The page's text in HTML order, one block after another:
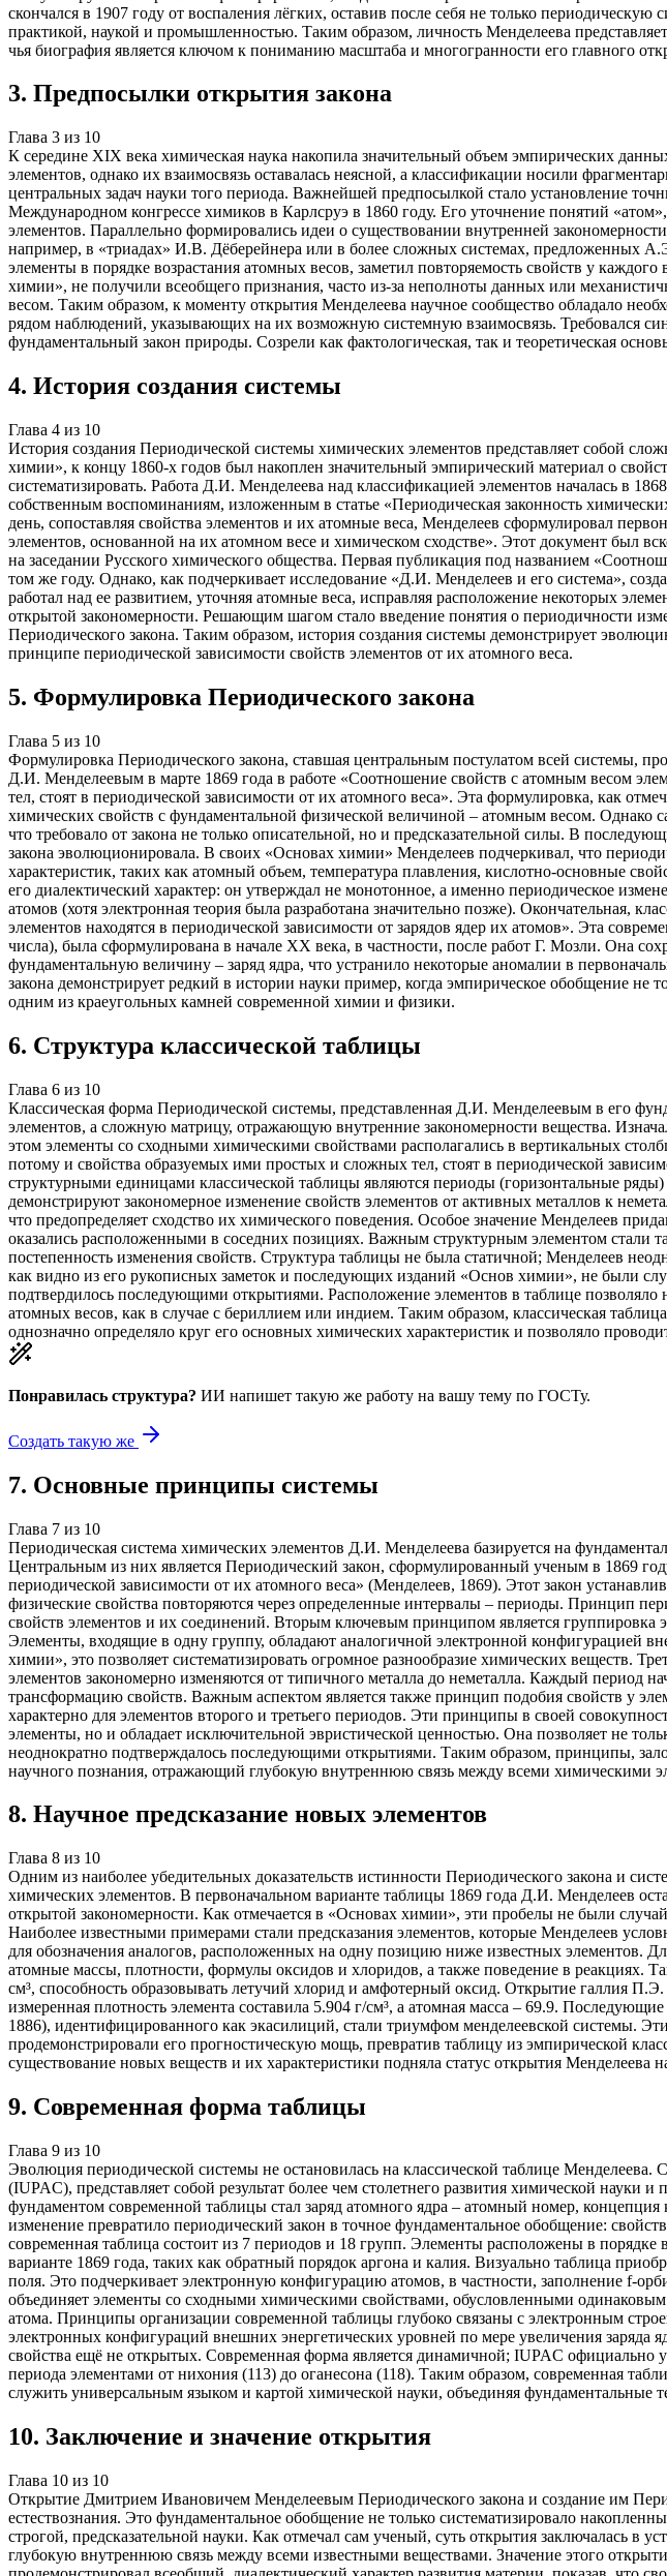
скончался в 1907 году от воспаления лёгких, оставив после себя не только
практикой, наукой и промышленностью. Таким образом, личность Менделеева
чья биография является ключом к пониманию масштаба и многогранности его главного
3. Предпосылки открытия закона
Глава 3 из 10
К середине XIX века химическая наука накопила значительный объем эмпирических
элементов, однако их взаимосвязь оставалась неясной, а классификации носили
центральных задач науки того периода. Важнейшей предпосылкой стало установление
Международном конгрессе химиков в Карлсруэ в 1860 году. Его уточнение понятий
элементов. Параллельно формировались идеи о существовании внутренней
например, в «триадах» И.В. Дёберейнера или в более сложных системах,
элементы в порядке возрастания атомных весов, заметил повторяемость свойств у
химии», не получили всеобщего признания, часто из-за неполноты данных или
весом. Таким образом, к моменту открытия Менделеева научное сообщество обладало
рядом наблюдений, указывающих на их возможную системную взаимосвязь. Требовался
фундаментальный закон природы. Созрели как фактологическая, так и теоретическая
4. История создания системы
Глава 4 из 10
История создания Периодической системы химических элементов представляет собой
химии», к концу 1860-х годов был накоплен значительный эмпирический материал о
систематизировать. Работа Д.И. Менделеева над классификацией элементов началась в
собственным воспоминаниям, изложенным в статье «Периодическая законность
день, сопоставляя свойства элементов и их атомные веса, Менделеев сформулировал
элементов, основанной на их атомном весе и химическом сходстве». Этот документ был
на заседании Русского химического общества. Первая публикация под названием
том же году. Однако, как подчеркивает исследование «Д.И. Менделеев и его система»,
работал над ее развитием, уточняя атомные веса, исправляя расположение некоторых
открытой закономерности. Решающим шагом стало введение понятия о периодичности
Периодического закона. Таким образом, история создания системы демонстрирует
принципе периодической зависимости свойств элементов от их атомного веса.
5. Формулировка Периодического закона
Глава 5 из 10
Формулировка Периодического закона, ставшая центральным постулатом всей системы,
Д.И. Менделеевым в марте 1869 года в работе «Соотношение свойств с атомным весом
тел, стоят в периодической зависимости от их атомного веса». Эта формулировка, как
химических свойств с фундаментальной физической величиной – атомным весом. Однако
что требовало от закона не только описательной, но и предсказательной силы. В
закона эволюционировала. В своих «Основах химии» Менделеев подчеркивал, что
характеристик, таких как атомный объем, температура плавления, кислотно-основные
его диалектический характер: он утверждал не монотонное, а именно периодическое
атомов (хотя электронная теория была разработана значительно позже). Окончательная,
элементов находятся в периодической зависимости от зарядов ядер их атомов». Эта
числа), была сформулирована в начале XX века, в частности, после работ Г. Мозли. Она
фундаментальную величину – заряд ядра, что устранило некоторые аномалии в
закона демонстрирует редкий в истории науки пример, когда эмпирическое обобщение не
одним из краеугольных камней современной химии и физики.
6. Структура классической таблицы
Глава 6 из 10
Классическая форма Периодической системы, представленная Д.И. Менделеевым в его
элементов, а сложную матрицу, отражающую внутренние закономерности вещества.
этом элементы со сходными химическими свойствами располагались в вертикальных
потому и свойства образуемых ими простых и сложных тел, стоят в периодической
структурными единицами классической таблицы являются периоды (горизонтальные
демонстрируют закономерное изменение свойств элементов от активных металлов к
что предопределяет сходство их химического поведения. Особое значение Менделеев
оказались расположенными в соседних позициях. Важным структурным элементом стали
постепенность изменения свойств. Структура таблицы не была статичной; Менделеев
как видно из его рукописных заметок и последующих изданий «Основ химии», не были
подтвердилось последующими открытиями. Расположение элементов в таблице
атомных весов, как в случае с бериллием или индием. Таким образом, классическая
однозначно определяло круг его основных химических характеристик и позволяло
Понравилась структура? ИИ напишет такую же работу на вашу тему по ГОСТу.
Создать такую же
7. Основные принципы системы
Глава 7 из 10
Периодическая система химических элементов Д.И. Менделеева базируется на
Центральным из них является Периодический закон, сформулированный ученым в 1869
периодической зависимости от их атомного веса» (Менделеев, 1869). Этот закон
физические свойства повторяются через определенные интервалы – периоды. Принцип
свойств элементов и их соединений. Вторым ключевым принципом является группировка
Элементы, входящие в одну группу, обладают аналогичной электронной конфигурацией
химии», это позволяет систематизировать огромное разнообразие химических веществ.
элементов закономерно изменяются от типичного металла до неметалла. Каждый период
трансформацию свойств. Важным аспектом является также принцип подобия свойств у
характерно для элементов второго и третьего периодов. Эти принципы в своей
элементы, но и обладает исключительной эвристической ценностью. Она позволяет не
неоднократно подтверждалось последующими открытиями. Таким образом, принципы,
научного познания, отражающий глубокую внутреннюю связь между всеми химическими
8. Научное предсказание новых элементов
Глава 8 из 10
Одним из наиболее убедительных доказательств истинности Периодического закона и
химических элементов. В первоначальном варианте таблицы 1869 года Д.И. Менделеев
открытой закономерности. Как отмечается в «Основах химии», эти пробелы не были
Наиболее известными примерами стали предсказания элементов, которые Менделеев
для обозначения аналогов, расположенных на одну позицию ниже известных элементов.
атомные массы, плотности, формулы оксидов и хлоридов, а также поведение в реакциях.
см³, способность образовывать летучий хлорид и амфотерный оксид. Открытие галлия
измеренная плотность элемента составила 5.904 г/см³, а атомная масса – 69.9.
1886), идентифицированного как экасилиций, стали триумфом менделеевской системы.
продемонстрировали его прогностическую мощь, превратив таблицу из эмпирической
существование новых веществ и их характеристики подняла статус открытия Менделеева
9. Современная форма таблицы
Глава 9 из 10
Эволюция периодической системы не остановилась на классической таблице
(IUPAC), представляет собой результат более чем столетнего развития химической
фундаментом современной таблицы стал заряд атомного ядра – атомный номер,
изменение превратило периодический закон в точное фундаментальное обобщение:
современная таблица состоит из 7 периодов и 18 групп. Элементы расположены в
варианте 1869 года, таких как обратный порядок аргона и калия. Визуально таблица
поля. Это подчеркивает электронную конфигурацию атомов, в частности, заполнение f-
объединяет элементы со сходными химическими свойствами, обусловленными
атома. Принципы организации современной таблицы глубоко связаны с электронным
электронных конфигураций внешних энергетических уровней по мере увеличения заряда
свойства ещё не открытых. Современная форма является динамичной; IUPAC официально
периода элементами от нихония (113) до оганесона (118). Таким образом, современная
служить универсальным языком и картой химической науки, объединяя фундаментальные
10. Заключение и значение открытия
Глава 10 из 10
Открытие Дмитрием Ивановичем Менделеевым Периодического закона и создание им
естествознания. Это фундаментальное обобщение не только систематизировало
строгой, предсказательной науки. Как отмечал сам ученый, суть открытия заключалась в
глубокую внутреннюю связь между всеми известными веществами. Значение этого